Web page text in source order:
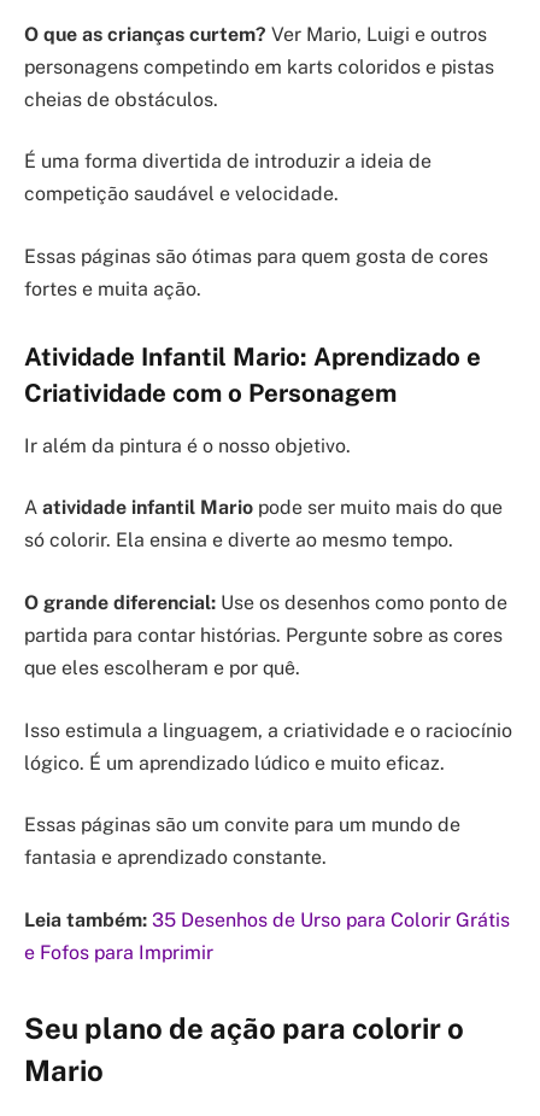
O que as crianças curtem? Ver Mario, Luigi e outros
personagens competindo em karts coloridos e pistas
cheias de obstáculos.
É uma forma divertida de introduzir a ideia de
competição saudável e velocidade.
Essas páginas são ótimas para quem gosta de cores
fortes e muita ação.
Atividade Infantil Mario: Aprendizado e
Criatividade com o Personagem
Ir além da pintura é o nosso objetivo.
A atividade infantil Mario pode ser muito mais do que
só colorir. Ela ensina e diverte ao mesmo tempo.
O grande diferencial: Use os desenhos como ponto de
partida para contar histórias. Pergunte sobre as cores
que eles escolheram e por quê.
Isso estimula a linguagem, a criatividade e o raciocínio
lógico. É um aprendizado lúdico e muito eficaz.
Essas páginas são um convite para um mundo de
fantasia e aprendizado constante.
Leia também: 35 Desenhos de Urso para Colorir Grátis
e Fofos para Imprimir
Seu plano de ação para colorir o
Mario